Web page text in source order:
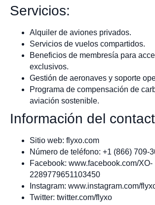
Servicios:
Alquiler de aviones privados.
Servicios de vuelos compartidos.
Beneficios de membresía para
exclusivos.
Gestión de aeronaves y soporte
Programa de compensación de
aviación sostenible.
Información del
Sitio web: flyxo.com
Número de teléfono: +1 (866) 709-
Facebook: www.facebook.com/XO-
2289779651103450
Instagram: www.instagram.com/
Twitter: twitter.com/flyxo